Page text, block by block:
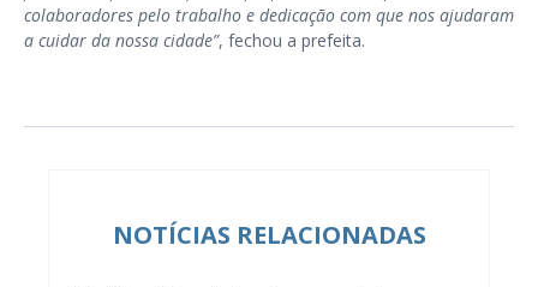
colaboradores pelo trabalho e dedicação com que nos ajudaram
a cuidar da nossa cidade”, fechou a prefeita.
NOTÍCIAS RELACIONADAS